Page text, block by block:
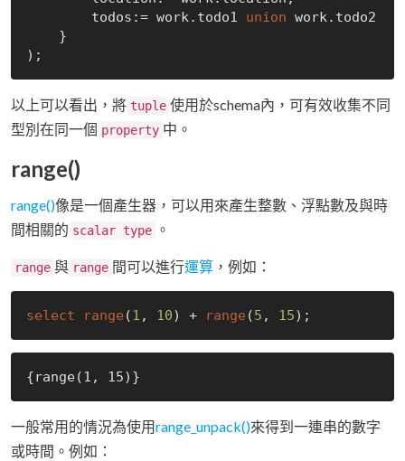
        todos:= work.todo1
union work.todo2
以上可以看出，將 tuple 使用於schema內，可有效收集不同
型別在同一個 property 中。
range()
range()像是一個產生器，可以用來產生整數、浮點數及與時
間相關的 scalar type 。
range 與 range 間可以進行運算 ，例如：
select range (1 , 10) + range (5 , 15
一般常用的情況為使用range_unpack()來得到一連串的數字
或時間。例如：